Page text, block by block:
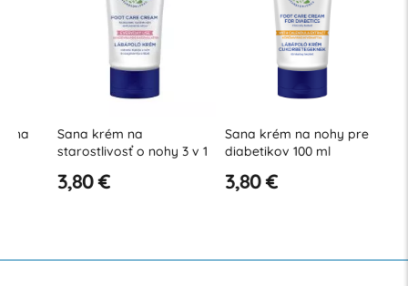
Sana krém na
starostlivosť o nohy 3 v 1
3,80 €
Sana krém na nohy pre
diabetikov 100 ml
3,80 €
Sana